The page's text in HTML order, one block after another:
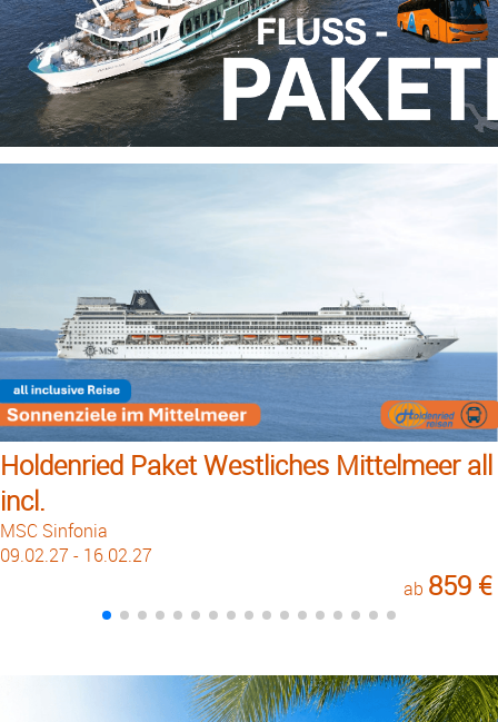
Holdenried Paket Westliches Mittelmeer all
incl.
MSC Sinfonia
09.02.27 - 16.02.27
ab 859 €